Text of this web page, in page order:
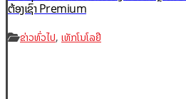
ຕ້ອງເຊົ່າ Premium
ຂ່າວທົ່ວໄປ, ເທັກໂນໂລຢີ